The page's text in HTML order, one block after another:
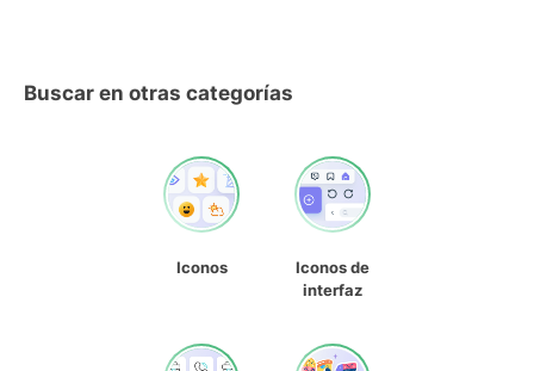
Buscar en otras categorías
Iconos
Iconos de
interfaz